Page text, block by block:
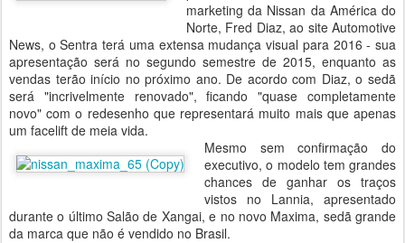
marketing da Nissan da América do
Norte, Fred Diaz, ao site Automotive
News, o Sentra terá uma extensa mudança visual para 2016 - sua
apresentação será no segundo semestre de 2015, enquanto as
vendas terão início no próximo ano. De acordo com Diaz, o sedã
será "incrivelmente renovado", ficando "quase completamente
novo" com o redesenho que representará muito mais que apenas
um facelift de meia vida.
Mesmo sem confirmação do
executivo, o modelo tem grandes
chances de ganhar os traços
vistos no Lannia, apresentado
durante o último Salão de Xangai, e no novo Maxima, sedã grande
da marca que não é vendido no Brasil.